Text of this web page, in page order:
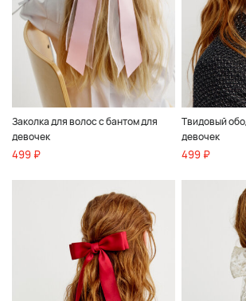
Заколка для волос с бантом для
девочек
499 ₽
Твидовый
девочек
499 ₽